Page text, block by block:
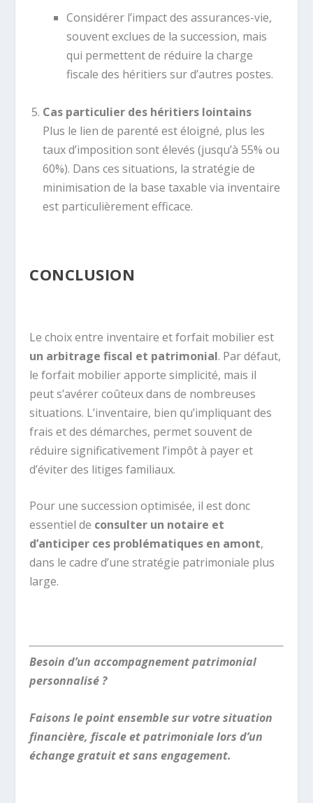
Considérer l’impact des assurances-vie,
souvent exclues de la succession, mais
qui permettent de réduire la charge
fiscale des héritiers sur d’autres postes.
Cas particulier des héritiers lointains
Plus le lien de parenté est éloigné, plus les
taux d’imposition sont élevés (jusqu’à 55% ou
60%). Dans ces situations, la stratégie de
minimisation de la base taxable via inventaire
est particulièrement efficace.
CONCLUSION
Le choix entre inventaire et forfait mobilier est
un arbitrage fiscal et patrimonial. Par défaut,
le forfait mobilier apporte simplicité, mais il
peut s’avérer coûteux dans de nombreuses
situations. L’inventaire, bien qu’impliquant des
frais et des démarches, permet souvent de
réduire significativement l’impôt à payer et
d’éviter des litiges familiaux.
Pour une succession optimisée, il est donc
essentiel de consulter un notaire et
d’anticiper ces problématiques en amont,
dans le cadre d’une stratégie patrimoniale plus
large.
Besoin d’un accompagnement patrimonial
personnalisé ?
Faisons le point ensemble sur votre situation
financière, fiscale et patrimoniale lors d’un
échange gratuit et sans engagement.